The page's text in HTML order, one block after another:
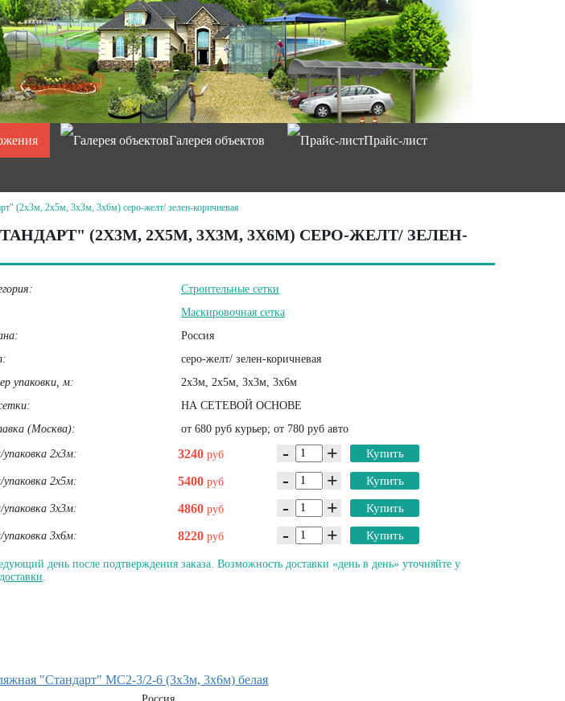
Галерея объектов Прайс-лист
(2х3м, 2х5м, 3х3м, 3х6м) серо-желт/ зелен-коричневая
(2Х3М, 2Х5М, 3Х3М, 3Х6М) СЕРО-ЖЕЛТ/ ЗЕЛЕН-
Строительные сетки
Маскировочная сетка
Россия
серо-желт/ зелен-коричневая
упаковки, м:
2х3м, 2х5м, 3х3м, 3х6м
НА СЕТЕВОЙ ОСНОВЕ
(Москва):
от 680 руб курьер; от 780 руб авто
упаковка 2х3м: 3240 руб - + Купить
упаковка 2х5м: 5400 руб - + Купить
упаковка 3х3м: 4860 руб - + Купить
упаковка 3х6м: 8220 руб - + Купить
день после подтверждения заказа. Возможность доставки «день в день» уточняйте у
доставки.
"Стандарт" МС2-3/2-6 (3х3м, 3х6м) белая